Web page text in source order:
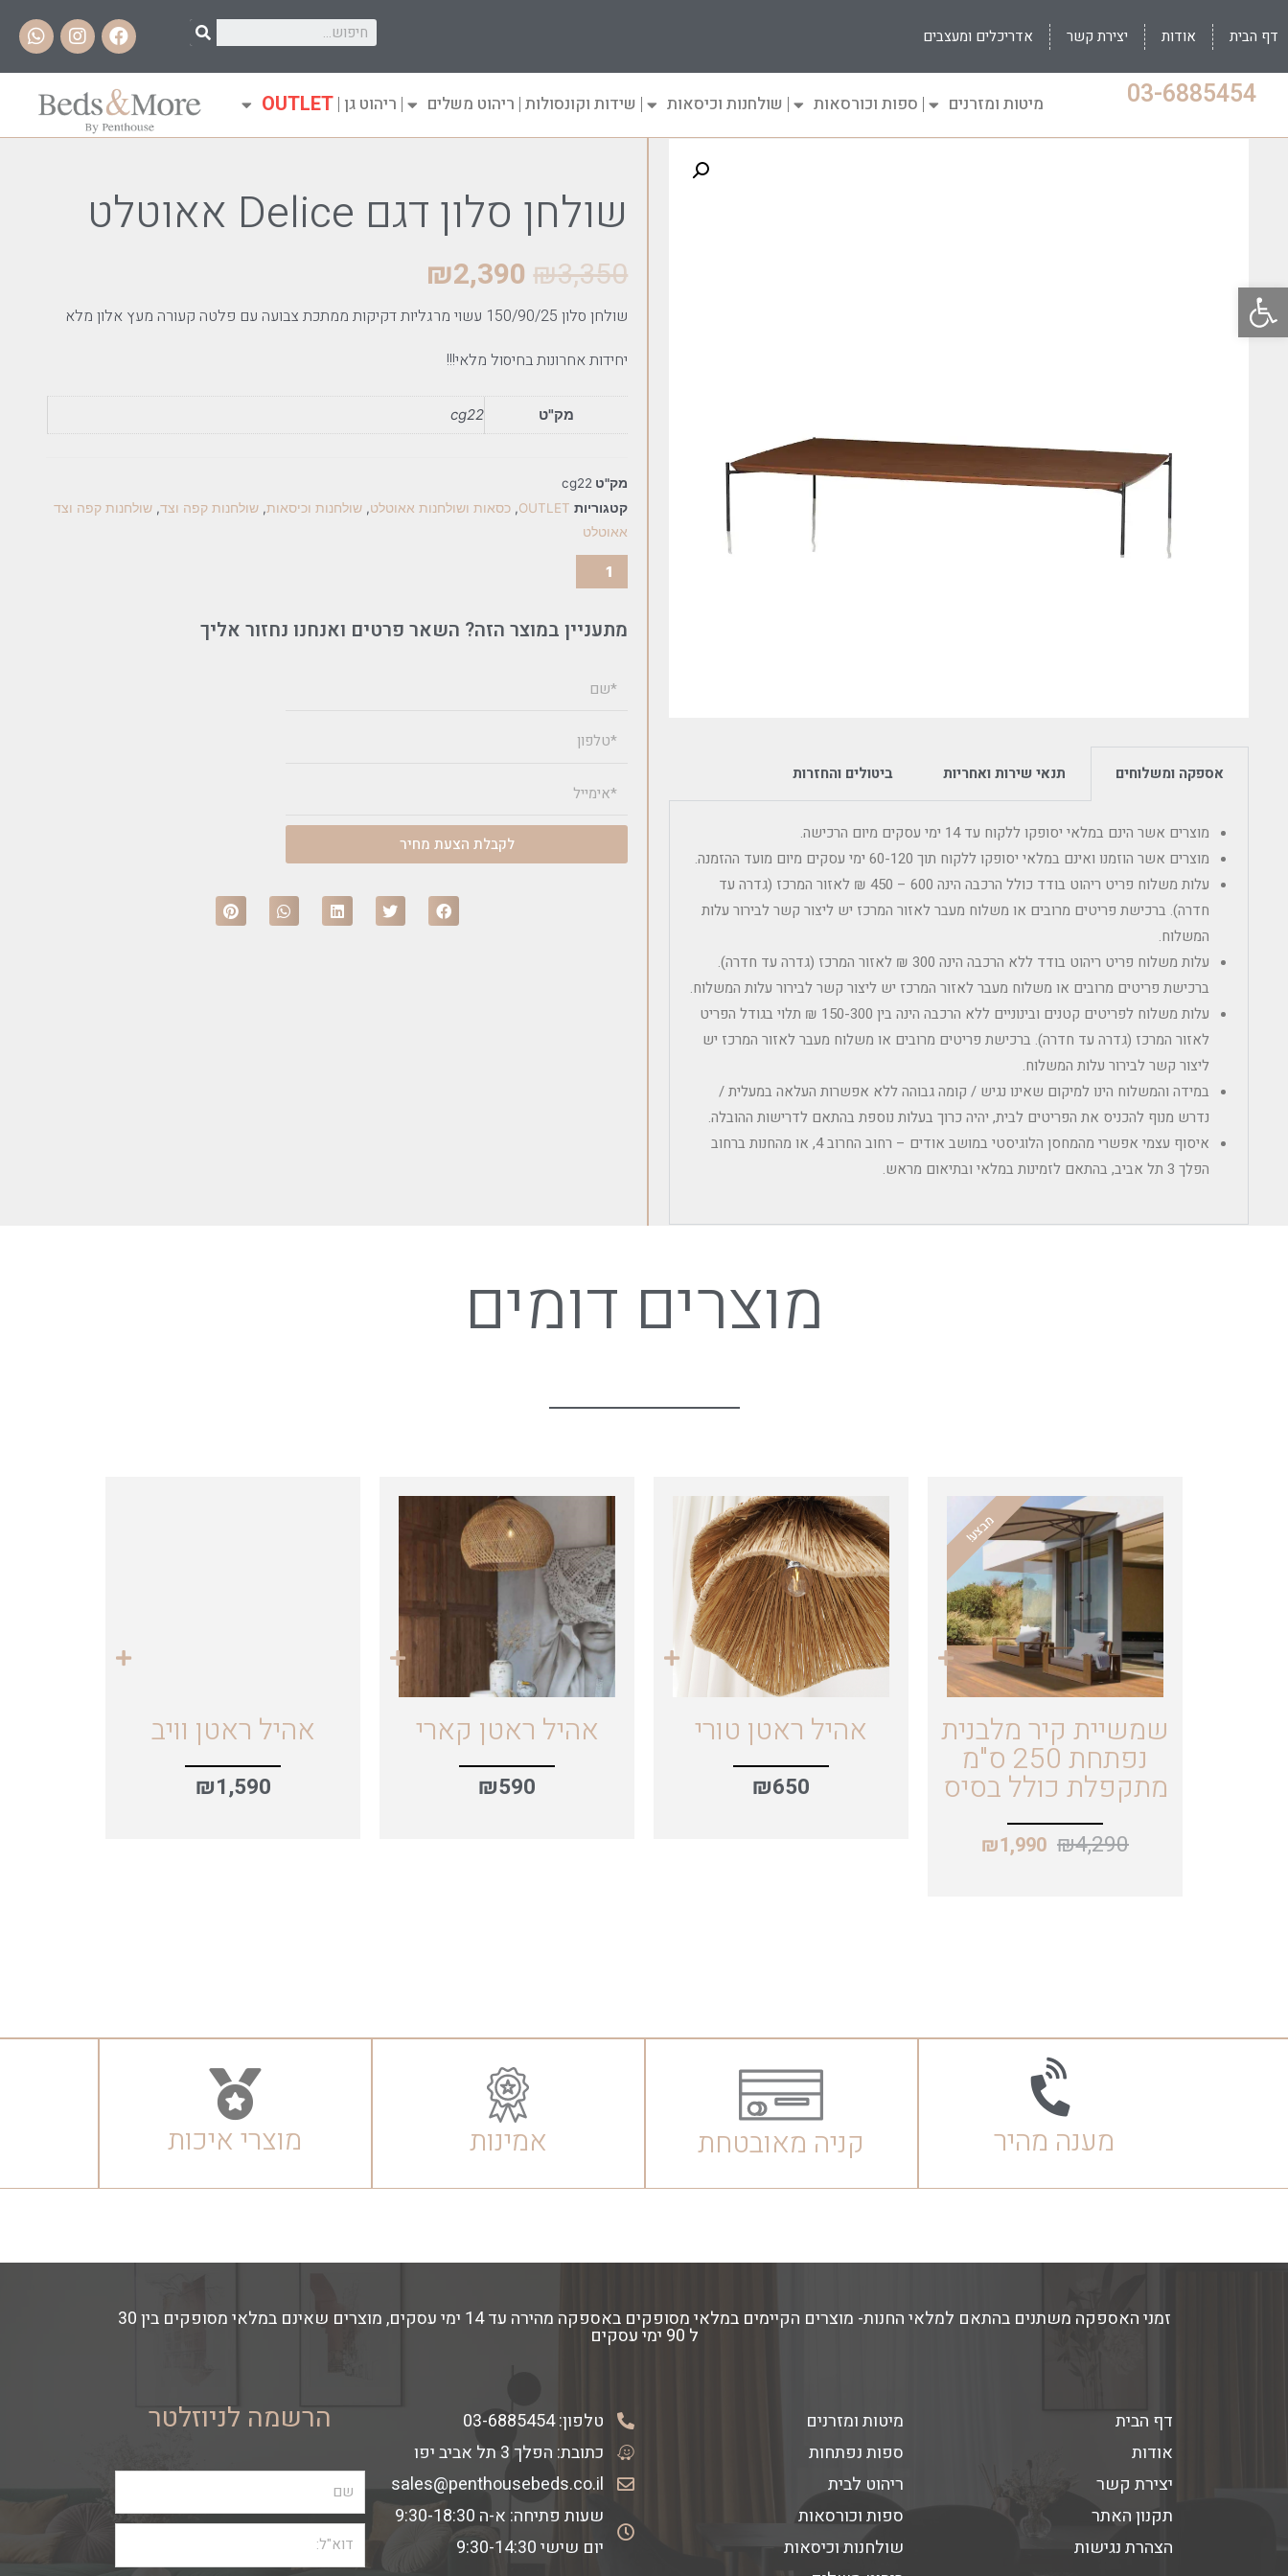
פתח סרגל נגישות
דף הבית אודות יצירת קשר אדריכלים ומעצבים
03-6885454 מיטות ומזרנים ספות וכורסאות שולחנות וכיסאות שידות וקונסולות ריהוט משלים ריהוט גן OUTLET
אספקה ומשלוחים תנאי שירות ואחריות ביטולים והחזרות
מוצרים אשר הינם במלאי יסופקו ללקוח עד 14 ימי עסקים מיום הרכישה.
מוצרים אשר הוזמנו ואינם במלאי יסופקו ללקוח תוך 60-120 ימי עסקים מיום מועד ההזמנה.
עלות משלוח פריט ריהוט בודד כולל הרכבה הינה 600 – 450 ₪ לאזור המרכז (גדרה עד
חדרה). ברכישת פריטים מרובים או משלוח מעבר לאזור המרכז יש ליצור קשר לבירור עלות
המשלוח.
עלות משלוח פריט ריהוט בודד ללא הרכבה הינה 300 ₪ לאזור המרכז (גדרה עד חדרה).
ברכישת פריטים מרובים או משלוח מעבר לאזור המרכז יש ליצור קשר לבירור עלות המשלוח.
עלות משלוח לפריטים קטנים ובינוניים ללא הרכבה הינה בין 150-300 ₪ תלוי בגודל הפריט
לאזור המרכז (גדרה עד חדרה). ברכישת פריטים מרובים או משלוח מעבר לאזור המרכז יש
ליצור קשר לבירור עלות המשלוח.
במידה והמשלוח הינו למיקום שאינו נגיש / קומה גבוהה ללא אפשרות העלאה במעלית /
נדרש מנוף להכניס את הפריטים לבית, יהיה כרוך בעלות נוספת בהתאם לדרישות ההובלה.
איסוף עצמי אפשרי מהמחסן הלוגיסטי במושב אודים – רחוב החרוב 4, או מהחנות ברחוב
הפלך 3 תל אביב, בהתאם לזמינות במלאי ובתיאום מראש.
שולחן סלון דגם Delice אאוטלט
₪3,350
₪2,390
שולחן סלון 150/90/25 עשוי מרגליות דקיקות ממתכת צבועה עם פלטה קעורה מעץ אלון מלא
יחידות אחרונות בחיסול מלאי!!!
מק"ט cg22
מק"ט cg22
קטגוריות OUTLET
, כסאות ושולחנות אאוטלט, שולחנות וכיסאות, שולחנות קפה וצד, שולחנות קפה וצד
אאוטלט
מתעניין במוצר הזה? השאר פרטים ואנחנו נחזור אליך
לקבלת הצעת מחיר
מוצרים דומים
מבצע!
שמשיית קיר מלבנית
נפתחת 250 ס"מ
מתקפלת כולל בסיס
₪4,290
₪1,990
אהיל ראטן טורי
₪650
אהיל ראטן קארי
₪590
אהיל ראטן וויב
₪1,590
מענה מהיר קניה מאובטחת אמינות מוצרי איכות
זמני האספקה משתנים בהתאם למלאי החנות- מוצרים הקיימים במלאי מסופקים באספקה מהירה עד 14 ימי עסקים, מוצרים שאינם במלאי מסופקים בין 30
ל 90 ימי עסקים
דף הבית
אודות
יצירת קשר
תקנון האתר
הצהרת נגישות
מיטות ומזרנים
ספות נפתחות
ריהוט לבית
ספות וכורסאות
שולחנות וכיסאות
טלפון:03-6885454
כתובת: הפלך 3 תל אביב יפו
sales@penthousebeds.co.il
שעות פתיחה: א-ה 9:30-18:30
יום שישי 9:30-14:30
הרשמה לניוזלטר